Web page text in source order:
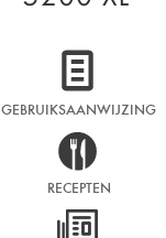
Kookrobot
Foodprocessor
Blender Power
Mini foodprocessor
Snijmachine
GEBRUIKSAANWIJZING
RECEPTEN